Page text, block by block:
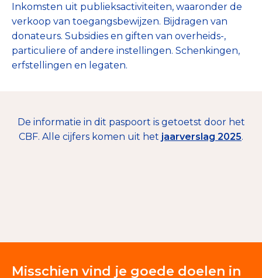
Inkomsten uit publieksactiviteiten, waaronder de
verkoop van toegangsbewijzen. Bijdragen van
donateurs. Subsidies en giften van overheids-,
particuliere of andere instellingen. Schenkingen,
erfstellingen en legaten.
De informatie in dit paspoort is getoetst door het
CBF. Alle cijfers komen uit het jaarverslag 2025.
Misschien vind je goede doelen in